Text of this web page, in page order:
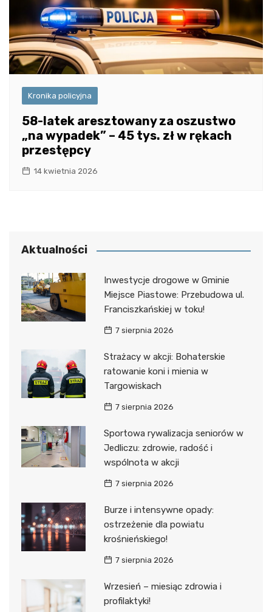
Kronika policyjna
58-latek aresztowany za oszustwo
„na wypadek” – 45 tys. zł w rękach
przestępcy
14 kwietnia 2026
Aktualności
Inwestycje drogowe w Gminie
Miejsce Piastowe: Przebudowa ul.
Franciszkańskiej w toku!
7 sierpnia 2026
Strażacy w akcji: Bohaterskie
ratowanie koni i mienia w
Targowiskach
7 sierpnia 2026
Sportowa rywalizacja seniorów w
Jedliczu: zdrowie, radość i
wspólnota w akcji
7 sierpnia 2026
Burze i intensywne opady:
ostrzeżenie dla powiatu
krośnieńskiego!
7 sierpnia 2026
Wrzesień – miesiąc zdrowia i
profilaktyki!